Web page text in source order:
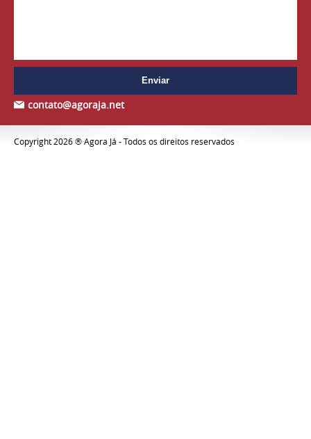
contato@agoraja.net
Copyright 2026 ® Agora Já - Todos os direitos reservados